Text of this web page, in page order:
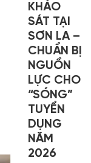
KHẢO
SÁT TẠI
SƠN LA –
CHUẨN BỊ
NGUỒN
LỰC CHO
“SÓNG”
TUYỂN
DỤNG
NĂM
2026